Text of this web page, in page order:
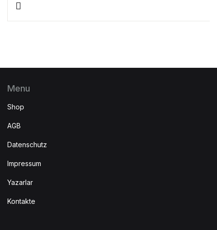
Menu
Shop
AGB
Datenschutz
Impressum
Yazarlar
Kontakte